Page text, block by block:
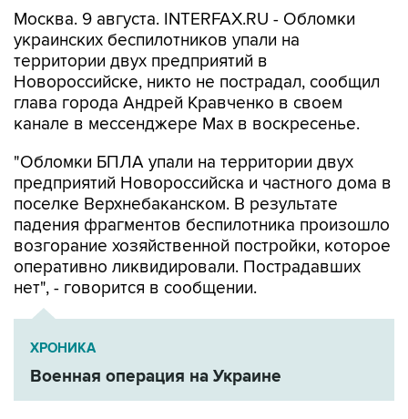
Москва. 9 августа. INTERFAX.RU - Обломки
украинских беспилотников упали на
территории двух предприятий в
Новороссийске, никто не пострадал, сообщил
глава города Андрей Кравченко в своем
канале в мессенджере Max в воскресенье.
"Обломки БПЛА упали на территории двух
предприятий Новороссийска и частного дома в
поселке Верхнебаканском. В результате
падения фрагментов беспилотника произошло
возгорание хозяйственной постройки, которое
оперативно ликвидировали. Пострадавших
нет", - говорится в сообщении.
ХРОНИКА
Военная операция на Украине